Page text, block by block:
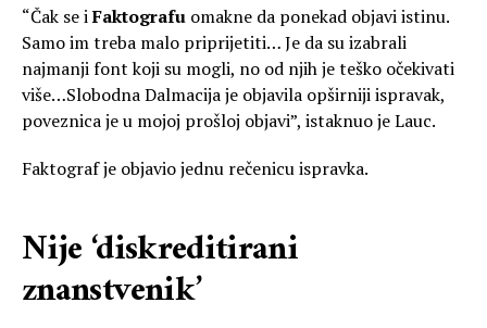
“Čak se iFaktografu omakne da ponekad objavi istinu.
Samo im treba malo priprijetiti… Je da su izabrali
najmanji font koji su mogli, no od njih je teško očekivati
više…Slobodna Dalmacija je objavila opširniji ispravak,
poveznica je u mojoj prošloj objavi”, istaknuo je Lauc.
Faktograf je objavio jednu rečenicu ispravka.
Nije ‘diskreditirani
znanstvenik’